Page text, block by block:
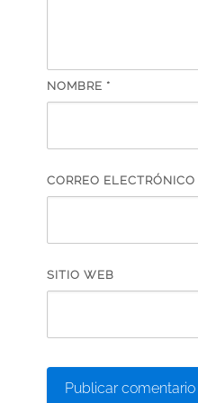
NOMBRE *
CORREO ELECTRÓNICO
SITIO WEB